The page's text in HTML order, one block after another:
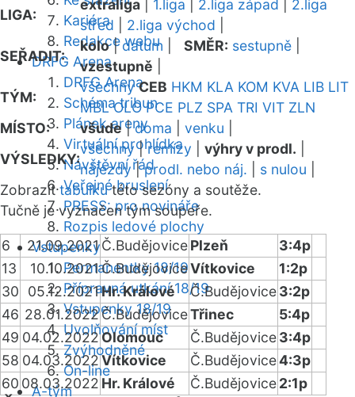
Kariéra
Redakce webu
DRFG Arena
DRFG Arena
Schéma tribun
Plánek areny
Virtuální prohlídka
Návštěvní řád
Veřejné bruslení
PRESS: pro novináře
Rozpis ledové plochy
Vstupenky
Permanentky 18/19
Přípravná utkání 18/19
Vstupenky 18/19
Uvolňování míst
Zvýhodněné
On-line
A-tým
LIGA:
extraliga 1.liga 2.liga západ
2.liga
střed
2.liga východ
SEŘADIT:
kolo|datum SMĚR: sestupně
vzestupně
TÝM:
všechny CEB HKM KLA KOM KVA LIB LIT
MBL OLO PCE PLZ SPA TRI VIT ZLN
MÍSTO:
všude|doma venku
VÝSLEDKY:
všechny|remízy výhry v prodl.
nájezdy|prodl. nebo náj. s nulou
Zobrazittabulkutéto sezóny a soutěže.
Tučně je vyznačen tým soupeře.
6 21.09.2021Č.BudějovicePlzeň
3:4p
13
10.10.2021Č.BudějoviceVítkovice
1:2p
30
05.12.2021Hr. Králové Č.Budějovice3:2p
46 28.01.2022Č.BudějoviceTřinec
5:4p
49 04.02.2022 Olomouc Č.Budějovice3:4p
58 04.03.2022Vítkovice Č.Budějovice4:3p
60 08.03.2022 Hr. Králové Č.Budějovice2:1p